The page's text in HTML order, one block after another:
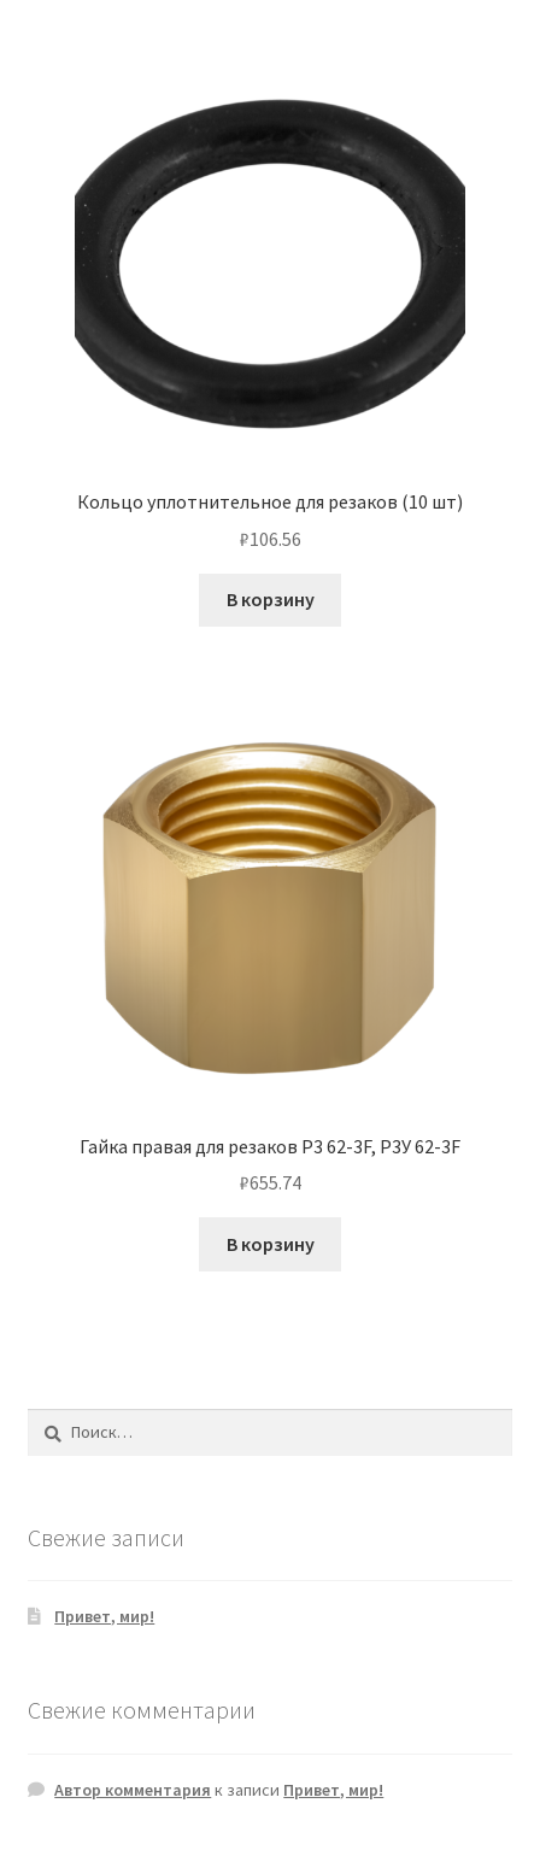
Кольцо уплотнительное для резаков (10 шт)
₽106.56
В корзину
Гайка правая для резаков Р3 62-3F, Р3У 62-3F
₽655.74
В корзину
Свежие записи
Привет, мир!
Свежие комментарии
Автор комментария к записи Привет, мир!